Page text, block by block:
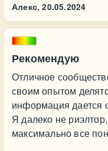
Алекс, 20.05.2024
Рекомендую
Отличное
своим опытом
информация дается
Я далеко не
максимально все